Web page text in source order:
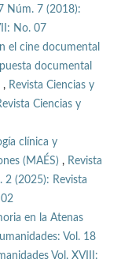
Núm. 7 (2018):
No. 07
el cine documental
documental
, Revista Ciencias y
Ciencias y
clínica y
(MAÉS) , Revista
2 (2025): Revista
en la Atenas
Vol. 18
Vol. XVIII: